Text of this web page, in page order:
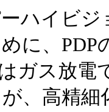
ハイビジ
に、PDP
ガス放電
、高精細